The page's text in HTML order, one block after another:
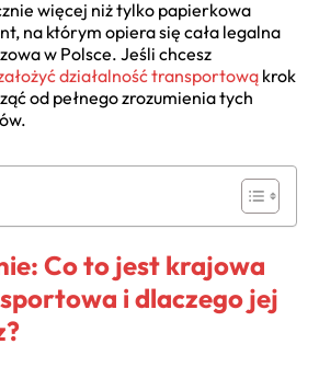
więcej niż tylko papierkowa
na którym opiera się cała legalna
w Polsce. Jeśli chcesz
działalność transportową krok
od pełnego zrozumienia tych
Co to jest krajowa
i dlaczego jej